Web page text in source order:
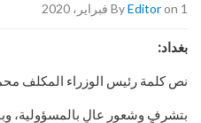
ByEditoron 1 فبراير، 2020
بغداد:
نص كلمة رئيس الوزراء المكلف
بتشرفٍ وشعورٍ عالٍ بالمسؤولية،